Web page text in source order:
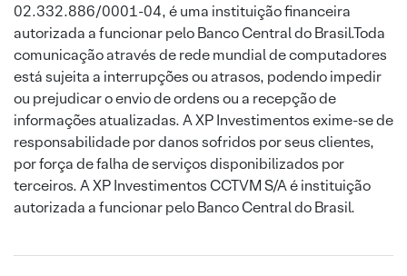
02.332.886/0001-04, é uma instituição financeira
autorizada a funcionar pelo Banco Central do Brasil.Toda
comunicação através de rede mundial de computadores
está sujeita a interrupções ou atrasos, podendo impedir
ou prejudicar o envio de ordens ou a recepção de
informações atualizadas. A XP Investimentos exime-se de
responsabilidade por danos sofridos por seus clientes,
por força de falha de serviços disponibilizados por
terceiros. A XP Investimentos CCTVM S/A é instituição
autorizada a funcionar pelo Banco Central do Brasil.